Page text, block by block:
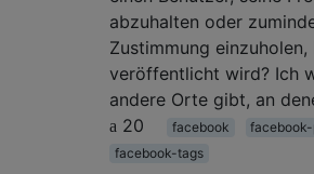
abzuhalten oder
Zustimmung
veröffentlicht wird? Ich
andere Orte gibt, an
20
facebook
facebook-tags